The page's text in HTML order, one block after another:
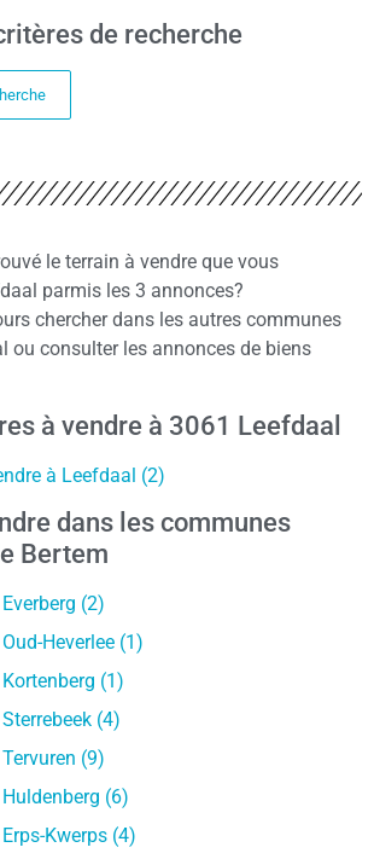
de recherche
le terrain à vendre que vous
parmis les 3 annonces?
chercher dans les autres communes
ou consulter les annonces de biens
à vendre à 3061 Leefdaal
à Leefdaal (2)
dans les communes
Bertem
(2)
Heverlee (1)
(1)
(4)
(9)
(6)
Kwerps (4)